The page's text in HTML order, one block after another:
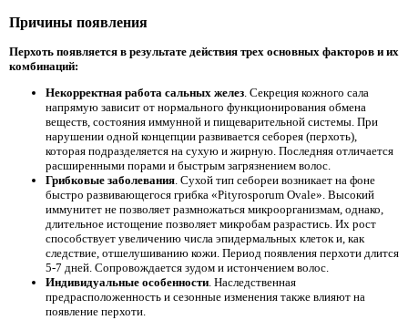
Причины появления
Перхоть появляется в результате действия трех основных факторов и их
комбинаций:
Некорректная работа сальных желез. Секреция кожного сала
напрямую зависит от нормального функционирования обмена
веществ, состояния иммунной и пищеварительной системы. При
нарушении одной концепции развивается себорея (перхоть),
которая подразделяется на сухую и жирную. Последняя отличается
расширенными порами и быстрым загрязнением волос.
Грибковые заболевания. Сухой тип себореи возникает на фоне
быстро развивающегося грибка «Pityrosporum Ovale». Высокий
иммунитет не позволяет размножаться микроорганизмам, однако,
длительное истощение позволяет микробам разрастись. Их рост
способствует увеличению числа эпидермальных клеток и, как
следствие, отшелушиванию кожи. Период появления перхоти длится
5-7 дней. Сопровождается зудом и истончением волос.
Индивидуальные особенности. Наследственная
предрасположенность и сезонные изменения также влияют на
появление перхоти.